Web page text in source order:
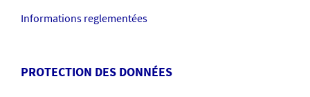
Informations reglementées
PROTECTION DES DONNÉES